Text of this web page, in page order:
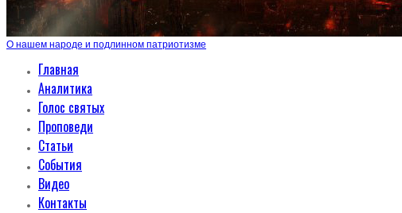
О нашем народе и подлинном патриотизме
Главная
Аналитика
Голос святых
Проповеди
Статьи
События
Видео
Контакты